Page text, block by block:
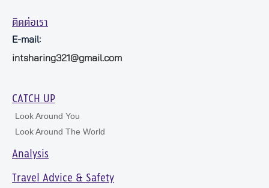
ติดต่อเรา
E-mail:
intsharing321@gmail.com
CATCH UP
Look Around You
Look Around The World
Analysis
Travel Advice & Safety